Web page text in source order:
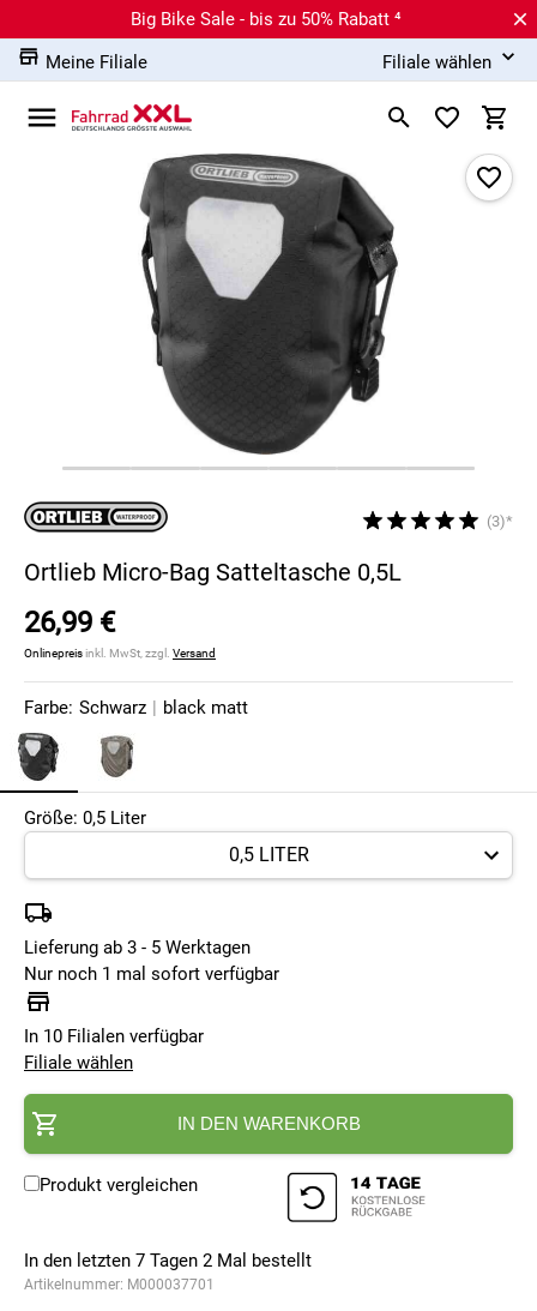
Big Bike Sale - bis zu 50% Rabatt ⁴
Meine Filiale
Filiale wählen
(3)*
Ortlieb Micro-Bag Satteltasche 0,5L
26,99 €
Onlinepreisinkl. MwSt, zzgl. Versand
Farbe: Schwarz | black matt
Größe: 0,5 Liter
Lieferung ab 3 - 5 Werktagen
Nur noch 1 mal sofort verfügbar
In 10 Filialen verfügbar
Filiale wählen
IN DEN WARENKORB
Produkt vergleichen
In den letzten 7 Tagen 2 Mal bestellt
Artikelnummer: M000037701